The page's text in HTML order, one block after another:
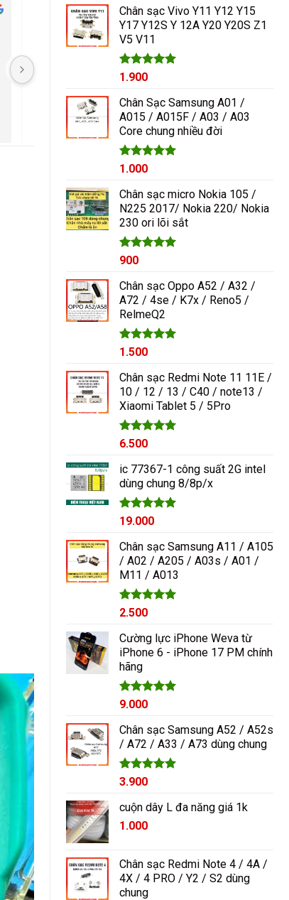
5 sao
Chân sạc Vivo Y11 Y12 Y15
Y17 Y12S Y 12A Y20 Y20S Z1
V5 V11
Được xếp
5 sao
1.900
Chân Sạc Samsung A01 /
A015 / A015F / A03 / A03
Core chung nhiều đời
Được xếp
5 sao
Giá
là:
1.200₫.
1.000Giá
tại
là:
1.000₫.
Chân sạc micro Nokia 105 /
N225 2017/ Nokia 220/ Nokia
230 ori lõi sắt
Được xếp
5 sao
900
Chân sạc Oppo A52 / A32 /
A72 / 4se / K7x / Reno5 /
RelmeQ2
Được xếp
5 sao
1.500
Chân sạc Redmi Note 11 11E /
10 / 12 / 13 / C40 / note13 /
Xiaomi Tablet 5 / 5Pro
Được xếp
5 sao
6.500
ic 77367-1 công suất 2G intel
dùng chung 8/8p/x
Được xếp
5 sao
19.000
Chân sạc Samsung A11 / A105
/ A02 / A205 / A03s / A01 /
M11 / A013
Được xếp
5 sao
2.500
Cường lực iPhone Weva từ
iPhone 6 - iPhone 17 PM chính
hãng
Được xếp
5 sao
9.000
Chân sạc Samsung A52 / A52s
/ A72 / A33 / A73 dùng chung
Được xếp
5 sao
3.900
cuộn dây L đa năng giá 1k
1.000
Chân sạc Redmi Note 4 / 4A /
4X / 4 PRO / Y2 / S2 dùng
chung
Cham Ha
2 năm trước
Nguyễn Duy sửa chữa rất
tốt giá hợp lí rẻ so với mặt
bằng chung. Uy tín
2 năm trước
ép lại kính là đẹp
ngayyy. Đẹp lắm